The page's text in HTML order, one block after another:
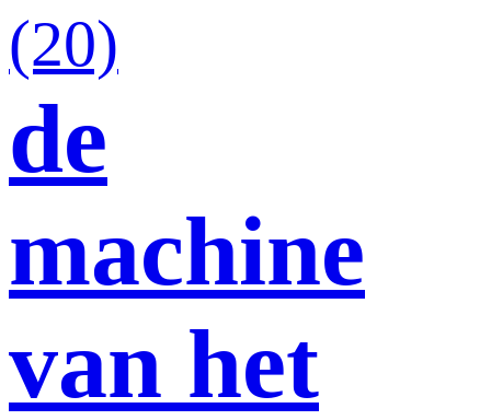
(20)
de
machine
van het